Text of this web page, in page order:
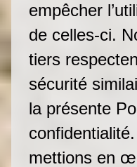
empêcher
de celles-ci.
tiers
sécurité
la présente
mettions en